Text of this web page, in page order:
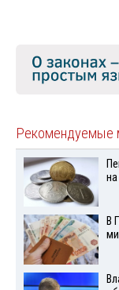
Рекомендуемые
В